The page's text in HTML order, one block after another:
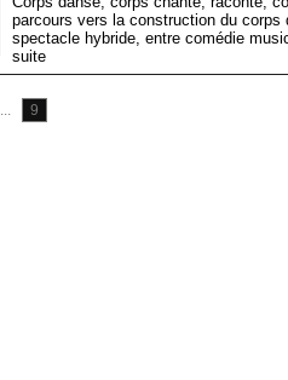
parcours vers la construction du
spectacle hybride, entre comédie
suite
... 9